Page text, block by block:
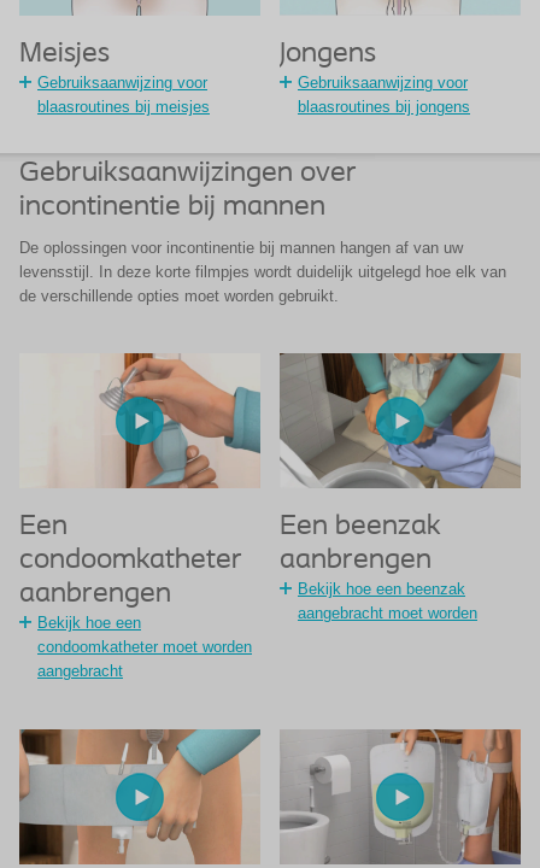
Meisjes
Gebruiksaanwijzing voor
blaasroutines bij meisjes
Jongens
Gebruiksaanwijzing voor
blaasroutines bij jongens
Gebruiksaanwijzingen over
incontinentie bij mannen
De oplossingen voor incontinentie bij mannen hangen af van uw
levensstijl. In deze korte filmpjes wordt duidelijk uitgelegd hoe elk van
de verschillende opties moet worden gebruikt.
Een
condoomkatheter
aanbrengen
Bekijk hoe een
condoomkatheter moet worden
aangebracht
Een beenzak
aanbrengen
Bekijk hoe een beenzak
aangebracht moet worden